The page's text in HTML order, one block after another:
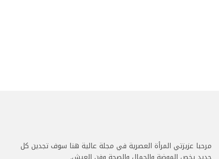
مرحبا عزيزتي المرأة العصرية في مجلة عالية هنا سوف تجدين كل